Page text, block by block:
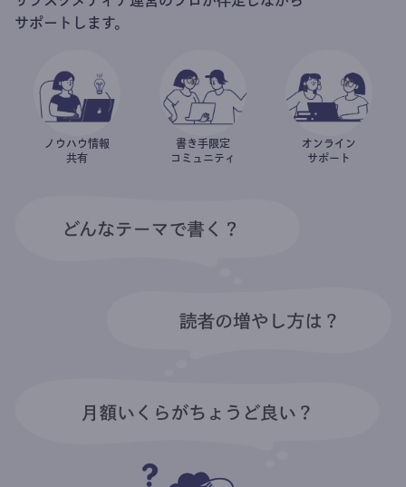
サポートします。
ノウハウ情報
共有
書き手限定
コミュニティ
オンライン
サポート